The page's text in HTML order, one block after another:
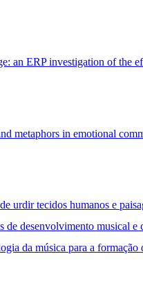
an ERP investigation of the
metaphors in emotional
urdir tecidos humanos e
de desenvolvimento musical
da música para a